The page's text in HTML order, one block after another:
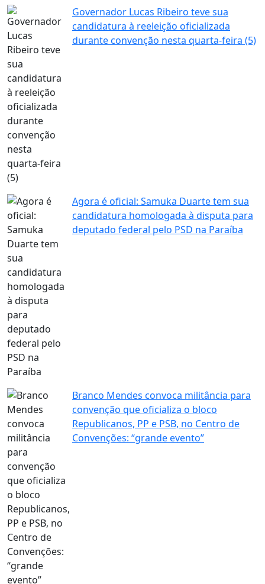
Governador Lucas Ribeiro teve sua
candidatura à reeleição oficializada
durante convenção nesta quarta-feira (5)
Agora é oficial: Samuka Duarte tem sua
candidatura homologada à disputa para
deputado federal pelo PSD na Paraíba
Branco Mendes convoca militância para
convenção que oficializa o bloco
Republicanos, PP e PSB, no Centro de
Convenções: “grande evento”